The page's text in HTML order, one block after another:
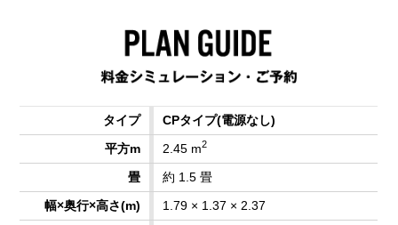
CPタイプ(電源なし)
2.45 m2
約 1.5 畳
1.79 × 1.37 × 2.37